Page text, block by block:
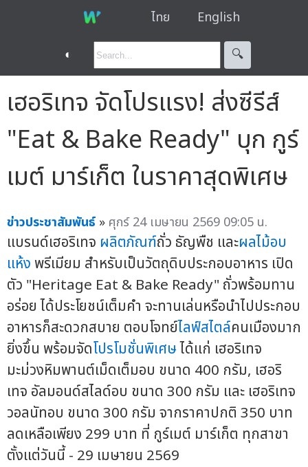
ไทย English
◐ 🔍︎
เฮอริเทจ จัดโปรแรง! ส่งซีรีส์
"Eat & Bake Ready" บุก กูร์
เมต์ มาร์เก็ต ในราคาสุดพิเศษ
ข่าวประชาสัมพันธ์ » ศุกร์ 24 เมษายน 2569 09:05 น.
แบรนด์เฮอริเทจ ผลิตภัณฑ์ถั่ว ธัญพืช และผลไม้อบ
แห้ง พรีเมียม สำหรับเป็นวัตถุดิบประกอบอาหาร เปิด
ตัว "Heritage Eat & Bake Ready" ถั่วพร้อมทาน
อร่อย ได้ประโยชน์เต็มคำ จะทานเล่นหรือนำไปประกอบ
อาหารก็สะดวกสบาย ตอบโจทย์ไลฟ์สไตล์คนเมืองมาก
ยิ่งขึ้น พร้อมจัดโปรโมชั่นพิเศษได้แก่ เฮอริเทจ
มะม่วงหิมพานต์เม็ดเต็มอบ ขนาด 400 กรัม, เฮอริ
เทจ อัลมอนด์สไลด์อบ ขนาด 300 กรัม และ เฮอริเทจ
วอลนัทอบ ขนาด 300 กรัม จากราคาปกติ 350 บาท
ลดเหลือเพียง 299 บาท ที่ กูร์เมต์ มาร์เก็ต ทุกสาขา
ตั้งแต่วันนี้ - 29 เมษายน 2569